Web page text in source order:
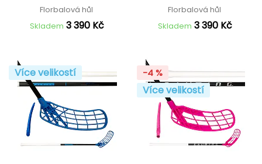
Florbalová hůl
Skladem 3 390 Kč
Florbalová hůl
Skladem 3 390 Kč
Více velikostí -4 %
Více velikostí